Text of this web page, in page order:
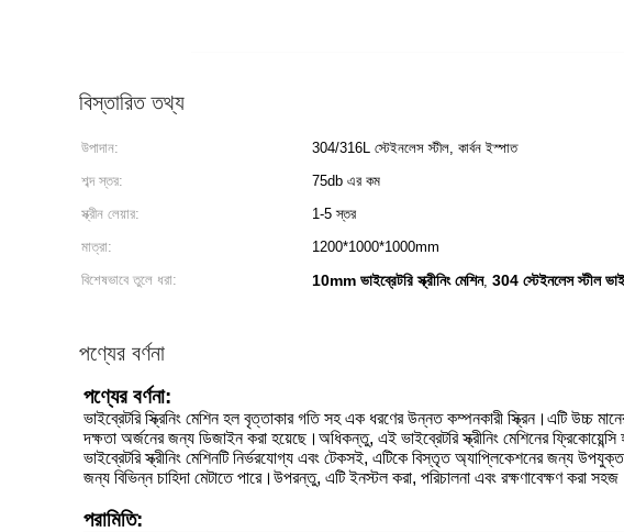
বিস্তারিত তথ্য
উপাদান: 304/316L স্টেইনলেস স্টীল, কার্বন ইস্পাত
শব্দ স্তর:
75db এর কম
স্ক্রীন লেয়ার:
1-5 স্তর
মাত্রা:
1200*1000*1000mm
বিশেষভাবে তুলে ধরা:
10mm ভাইব্রেটরি স্ক্রীনিং মেশিন, 304 স্টেইনলেস স্টীল
পণ্যের বর্ণনা
পণ্যের বর্ণনা:
ভাইব্রেটরি স্ক্রিনিং মেশিন হল বৃত্তাকার গতি সহ এক ধরণের উন্নত কম্পনকারী স্ক্রিন।এটি উচ্চ
দক্ষতা অর্জনের জন্য ডিজাইন করা হয়েছে।অধিকন্তু, এই ভাইব্রেটরি স্ক্রীনিং মেশিনের
ভাইব্রেটরি স্ক্রীনিং মেশিনটি নির্ভরযোগ্য এবং টেকসই, এটিকে বিস্তৃত অ্যাপ্লিকেশনের জন্য
জন্য বিভিন্ন চাহিদা মেটাতে পারে।উপরন্তু, এটি ইনস্টল করা, পরিচালনা এবং রক্ষণাবেক্ষণ করা
পরামিতি: